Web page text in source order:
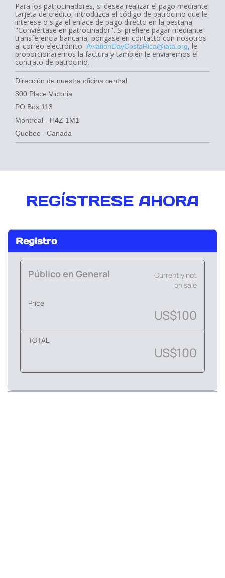
Para los patrocinadores, si desea realizar el pago mediante
tarjeta de crédito, introduzca el código de patrocinio que le
interese o siga el enlace de pago directo en la pestaña
"Conviértase en patrocinador". Si prefiere pagar mediante
transferencia bancaria, póngase en contacto con nosotros
al correo electrónico AviationDayCostaRica@iata.org, le
proporcionaremos la factura y también le enviaremos el
contrato de patrocinio.
Dirección de nuestra oficina central:
800 Place Victoria
PO Box 113
Montreal - H4Z 1M1
Quebec - Canada
REGÍSTRESE AHORA